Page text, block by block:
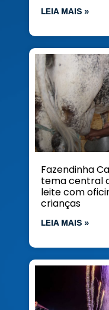
LEIA MAIS »
Fazendinha
tema central
leite com
crianças
LEIA MAIS »